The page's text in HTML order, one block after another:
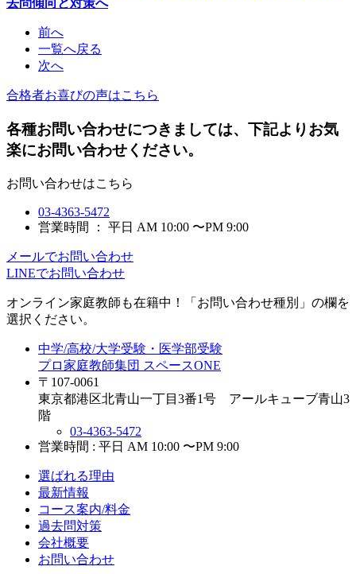
去問傾向と対策へ
前へ
一覧へ戻る
次へ
合格者お喜びの声はこちら
各種お問い合わせにつきましては、下記よりお気
楽にお問い合わせください。
お問い合わせはこちら
03-4363-5472
営業時間 ： 平日 AM 10:00 〜PM 9:00
メールでお問い合わせ
LINEでお問い合わせ
オンライン家庭教師 も在籍中！「お問い合わせ種別」の欄を
選択ください。
中学/高校/大学受験・医学部受験
プロ家庭教師集団 スペースONE
〒107-0061
東京都港区北青山一丁目3番1号 アールキューブ青山3
階
03-4363-5472
営業時間 : 平日 AM 10:00 〜PM 9:00
選ばれる理由
最新情報
コース案内/料金
過去問対策
会社概要
お問い合わせ